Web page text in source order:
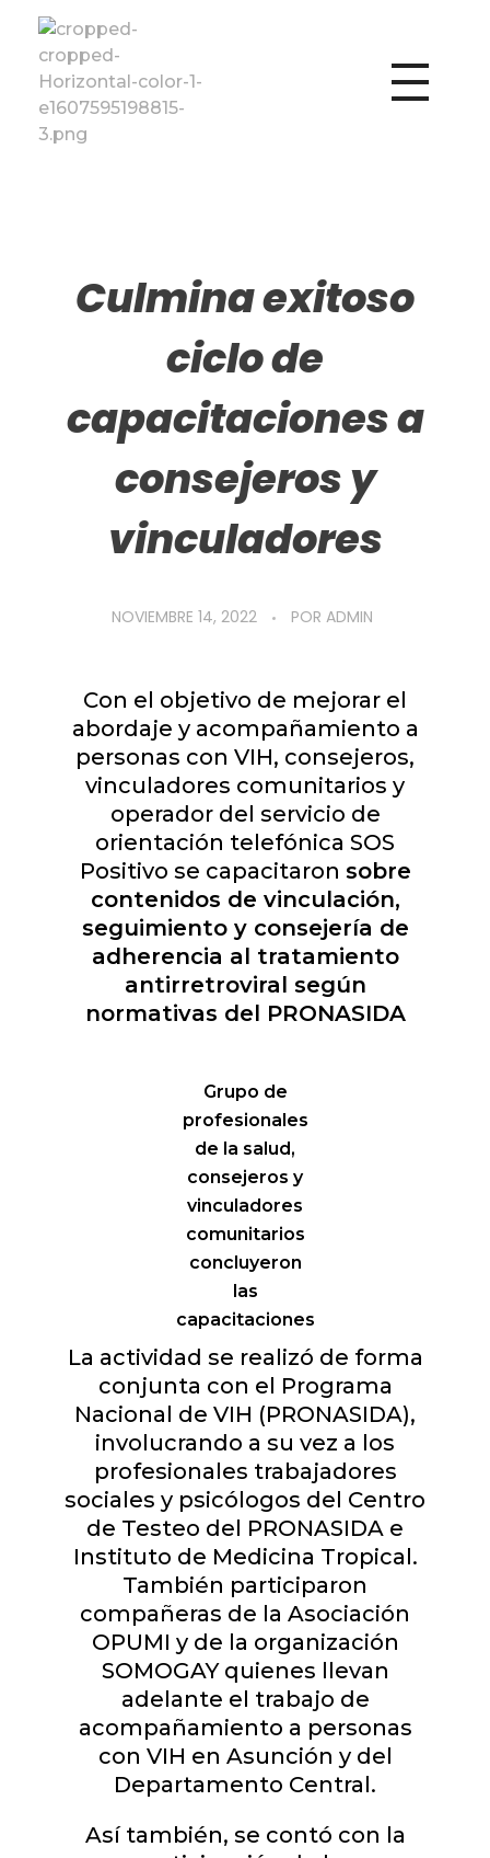
Culmina exitoso
ciclo de
capacitaciones a
consejeros y
vinculadores
NOVIEMBRE 14, 2022 POR ADMIN
Con el objetivo de mejorar el
abordaje y acompañamiento a
personas con VIH, consejeros,
vinculadores comunitarios y
operador del servicio de
orientación telefónica SOS
Positivo se capacitaron sobre
contenidos de vinculación,
seguimiento y consejería de
adherencia al tratamiento
antirretroviral según
normativas del PRONASIDA
Grupo de
profesionales
de la salud,
consejeros y
vinculadores
comunitarios
concluyeron
las
capacitaciones
La actividad se realizó de forma
conjunta con el Programa
Nacional de VIH (PRONASIDA),
involucrando a su vez a los
profesionales trabajadores
sociales y psicólogos del Centro
de Testeo del PRONASIDA e
Instituto de Medicina Tropical.
También participaron
compañeras de la Asociación
OPUMI y de la organización
SOMOGAY quienes llevan
adelante el trabajo de
acompañamiento a personas
con VIH en Asunción y del
Departamento Central.
Así también, se contó con la